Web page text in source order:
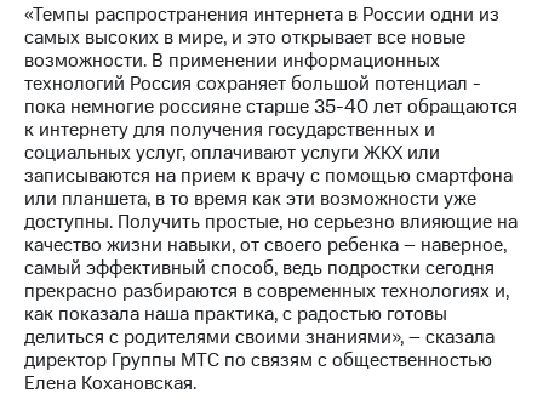
Рынок
акций
Описание
Программа
приобретения
Порядок
выкупа
акций
Дивиденды
Рынок
облигаций
Описание
Еврооблигации-2023
Уведомление
о
«Темпы распространения интернета в России одни из
самых высоких в мире, и это открывает все новые
возможности. В применении информационных
технологий Россия сохраняет большой потенциал -
пока немногие россияне старше 35-40 лет обращаются
к интернету для получения государственных и
социальных услуг, оплачивают услуги ЖКХ или
записываются на прием к врачу с помощью смартфона
или планшета, в то время как эти возможности уже
доступны. Получить простые, но серьезно влияющие на
качество жизни навыки, от своего ребенка – наверное,
самый эффективный способ, ведь подростки сегодня
прекрасно разбираются в современных технологиях и,
как показала наша практика, с радостью готовы
делиться с родителями своими знаниями», – сказала
директор Группы МТС по связям с общественностью
Елена Кохановская.